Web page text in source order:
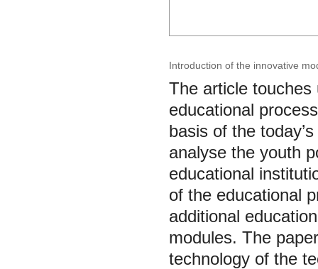
Introduction of the innovative
The article
educational
basis of the
analyse the youth
educational
of the educational
additional
modules. The
technology of the